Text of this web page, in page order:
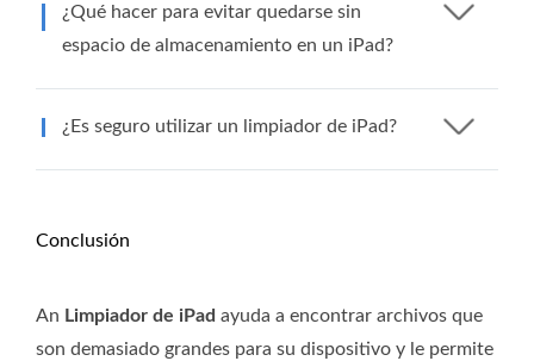
¿Qué hacer para evitar quedarse sin
espacio de almacenamiento en un iPad?
¿Es seguro utilizar un limpiador de iPad?
Conclusión
An Limpiador de iPad ayuda a encontrar archivos que
son demasiado grandes para su dispositivo y le permite